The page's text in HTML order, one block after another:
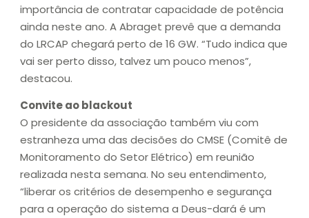
importância de contratar capacidade de potência
ainda neste ano. A Abraget prevê que a demanda
do LRCAP chegará perto de 16 GW. “Tudo indica que
vai ser perto disso, talvez um pouco menos”,
destacou.
Convite ao blackout
O presidente da associação também viu com
estranheza uma das decisões do CMSE (Comitê de
Monitoramento do Setor Elétrico) em reunião
realizada nesta semana. No seu entendimento,
“liberar os critérios de desempenho e segurança
para a operação do sistema a Deus-dará é um